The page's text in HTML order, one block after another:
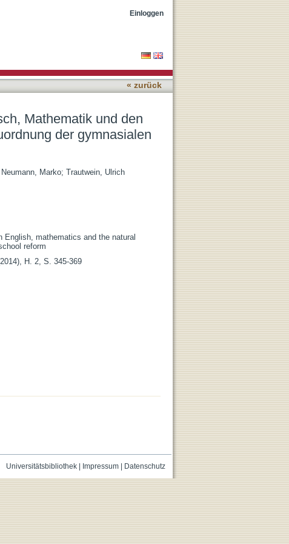
vor und
Einloggen
« zurück
Mathematik und den
der gymnasialen
Neumann, Marko; Trautwein, Ulrich
English, mathematics and the natural
reform
H. 2, S. 345-369
Universitätsbibliothek| Impressum| Datenschutz